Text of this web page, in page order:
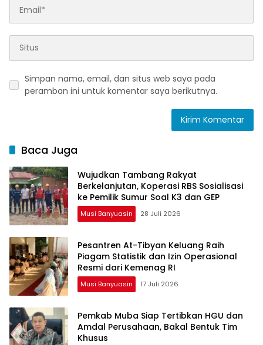
Simpan nama, email, dan situs web saya pada
peramban ini untuk komentar saya berikutnya.
Baca Juga
Wujudkan Tambang Rakyat
Berkelanjutan, Koperasi RBS Sosialisasi
ke Pemilik Sumur Soal K3 dan GEP
Musi Banyuasin 28 Juli 2026
Pesantren At-Tibyan Keluang Raih
Piagam Statistik dan Izin Operasional
Resmi dari Kemenag RI
Musi Banyuasin 17 Juli 2026
Pemkab Muba Siap Tertibkan HGU dan
Amdal Perusahaan, Bakal Bentuk Tim
Khusus